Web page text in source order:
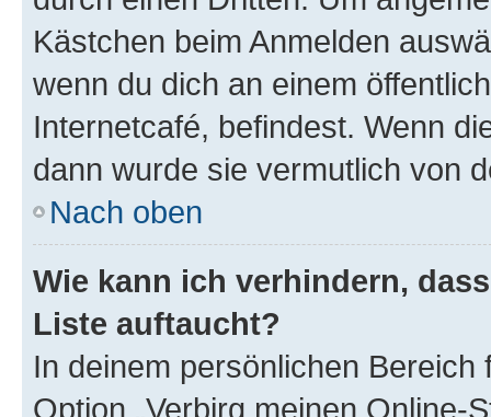
Kästchen beim Anmelden
wenn du dich an einem
Internetcafé, befindest. Wenn
dann wurde sie vermutlich von
Nach oben
Wie kann ich verhindern,
Liste auftaucht?
In deinem persönlichen
Option „Verbirg meinen Online-